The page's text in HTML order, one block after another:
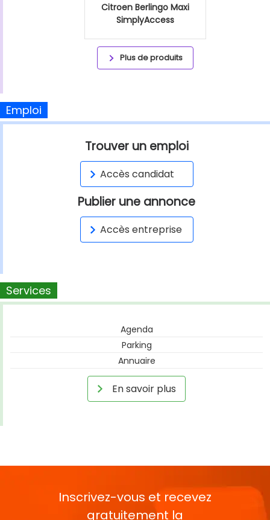
Citroen Berlingo Maxi
SimplyAccess
Plus de produits
Emploi
Trouver un emploi
Accès candidat
Publier une annonce
Accès entreprise
Services
Agenda
Parking
Annuaire
En savoir plus
Inscrivez-vous et recevez
gratuitement la